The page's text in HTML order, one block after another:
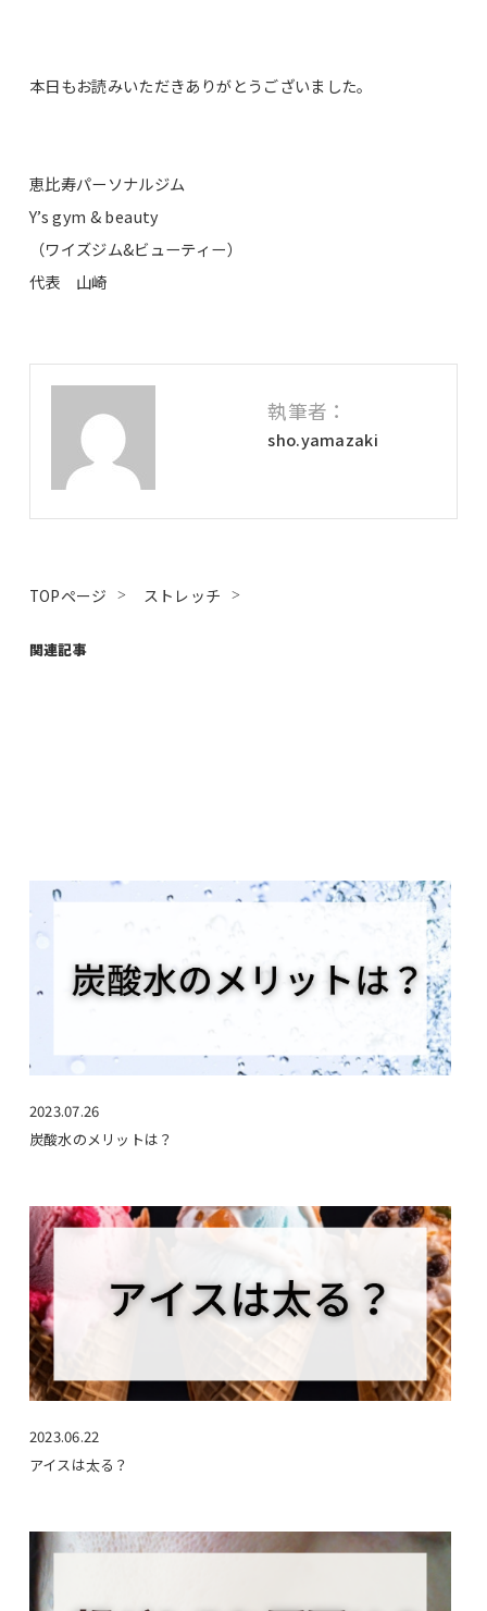
本日もお読みいただきありがとうございました。
恵比寿パーソナルジム
Y’s gym & beauty
（ワイズジム&ビューティー）
代表 山崎
執筆者：
sho.yamazaki
TOPページ ストレッチ
関連記事
2023.07.26
炭酸水のメリットは？
2023.06.22
アイスは太る？